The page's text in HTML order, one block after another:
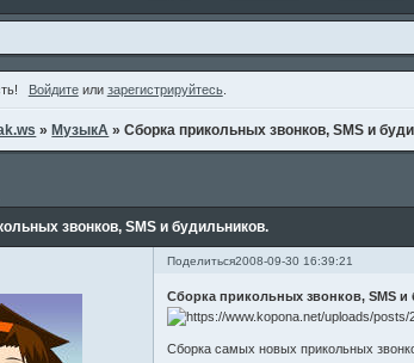
Войдитеили зарегистрируйтесь.
» МузыкА »Сборка прикольных звонков, SMS и
звонков, SMS и будильников.
Поделиться2008-09-30 16:39:21
Сборка прикольных звонков, SMS и
Сборка самых новых прикольных